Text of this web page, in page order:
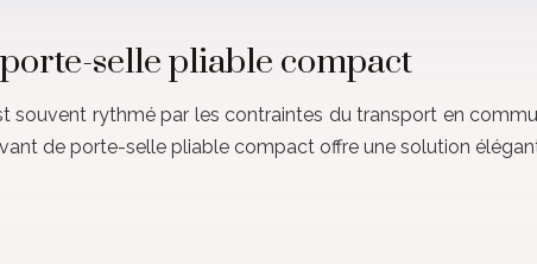
selle pliable compact
souvent rythmé par les contraintes du transport en
de porte-selle pliable compact offre une solution